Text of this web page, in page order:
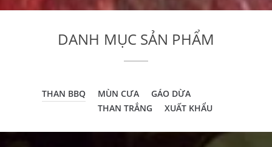
DANH MỤC SẢN PHẨM
THAN BBQ MÙN CƯA
GÁO DỪA
THAN TRẮNG
XUẤT KHẨU